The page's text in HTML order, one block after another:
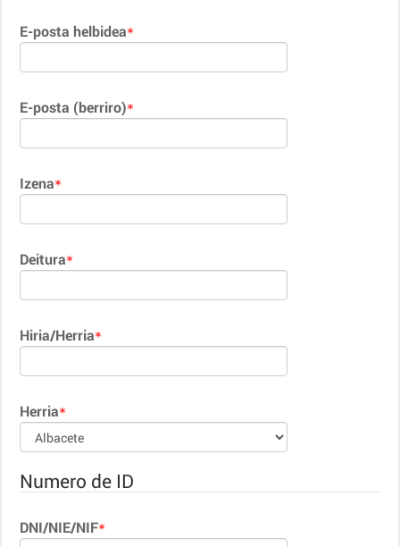
E-posta helbidea
E-posta (berriro)
Izena
Deitura
Hiria/Herria
Herria
Numero de ID
DNI/NIE/NIF